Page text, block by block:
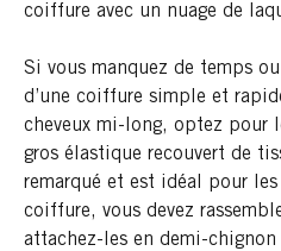
coiffure avec un nuage de
Si vous manquez de temps
d’une coiffure simple et
cheveux mi-long, optez pour
gros élastique recouvert de
remarqué et est idéal pour
coiffure, vous devez
attachez-les en demi-chignon